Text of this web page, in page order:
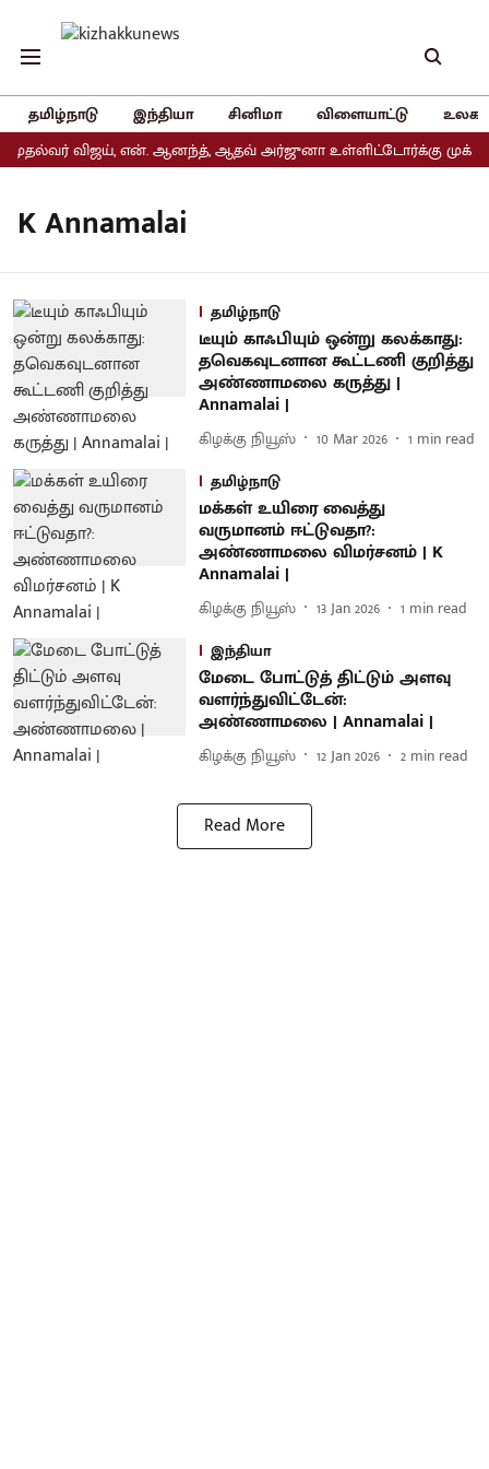
தமிழ்நாடு இந்தியா சினிமா விளையாட்டு
விஜய், என். ஆனந்த், ஆதவ் அர்ஜுனா உள்ளிட்டோர்க்கு முக்கிய
K Annamalai
தமிழ்நாடு
டீயும் காஃபியும் ஒன்று கலக்காது:
தவெகவுடனான கூட்டணி குறித்து
அண்ணாமலை கருத்து |
Annamalai |
கிழக்கு நியூஸ் 10 Mar 2026 1 min read
தமிழ்நாடு
மக்கள் உயிரை வைத்து
வருமானம் ஈட்டுவதா?:
அண்ணாமலை விமர்சனம் | K
Annamalai |
கிழக்கு நியூஸ் 13 Jan 2026 1 min read
இந்தியா
மேடை போட்டுத் திட்டும் அளவு
வளர்ந்துவிட்டேன்:
அண்ணாமலை | Annamalai |
கிழக்கு நியூஸ் 12 Jan 2026 2 min read
Read More